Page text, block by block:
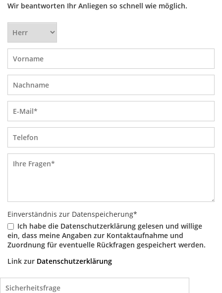
Wir beantworten Ihr Anliegen so schnell wie möglich.
Einverständnis zur Datenspeicherung*
Ich habe die Datenschutzerklärung gelesen und willige
ein, dass meine Angaben zur Kontaktaufnahme und
Zuordnung für eventuelle Rückfragen gespeichert werden.
Link zur Datenschutzerklärung